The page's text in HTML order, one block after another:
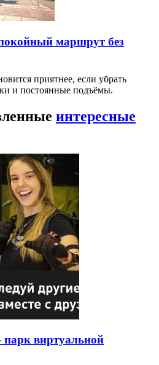
маршрут без
приятнее, если убрать
и постоянные подъёмы.
интересные
виртуальной